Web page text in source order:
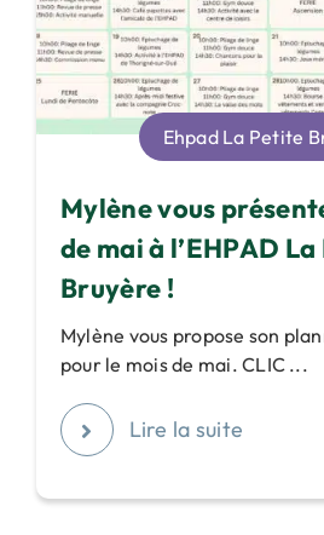
Ehpad La Petite
Mylène vous
de mai à l’EHPAD
Bruyère !
Mylène vous propose son
pour le mois de mai. CLIC ...
Lire la suite